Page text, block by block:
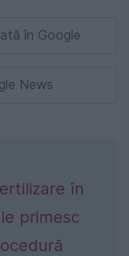
în Google
News
în
primesc